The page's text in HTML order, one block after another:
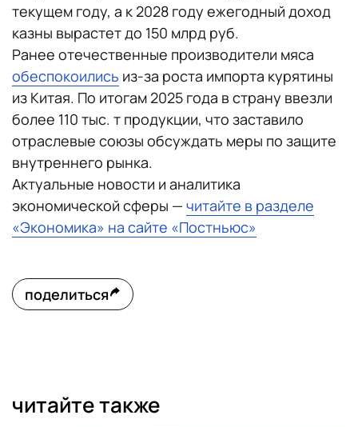
текущем году, а к 2028 году ежегодный доход
казны вырастет до 150 млрд руб.
Ранее отечественные производители мяса
обеспокоились из-за роста импорта курятины
из Китая. По итогам 2025 года в страну ввезли
более 110 тыс. т продукции, что заставило
отраслевые союзы обсуждать меры по защите
внутреннего рынка.
Актуальные новости и аналитика
экономической сферы — читайте в разделе
«Экономика» на сайте «Постньюс»
поделиться
читайте также